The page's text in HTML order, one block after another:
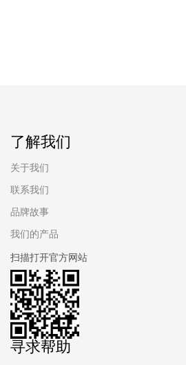
了解我们
关于我们
联系我们
品牌故事
我们的产品
扫描打开官方网站
寻求帮助